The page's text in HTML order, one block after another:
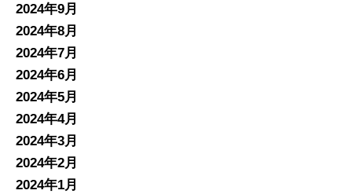
2024年9月
2024年8月
2024年7月
2024年6月
2024年5月
2024年4月
2024年3月
2024年2月
2024年1月